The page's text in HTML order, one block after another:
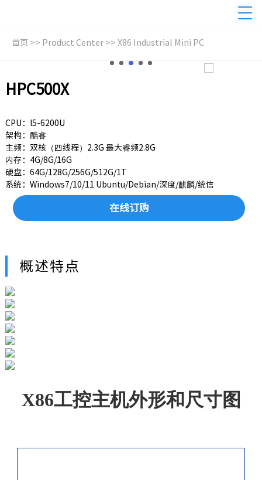
首页>> Product Center>> X86 Industrial Mini PC
HPC500X
CPU：I5-6200U
架构：酷睿
主频：双核（四线程）2.3G 最大睿频2.8G
内存：4G/8G/16G
硬盘：64G/128G/256G/512G/1T
系统：Windows7/10/11 Ubuntu/Debian/深度/麒麟/统信
在线订购
概述特点
X86工控主机外形和尺寸图